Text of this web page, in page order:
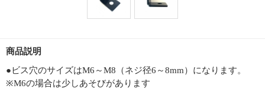
商品説明
●ビス穴のサイズはM6～M8（ネジ径6～8mm）になります。
※M6の場合は少しあそびがあります